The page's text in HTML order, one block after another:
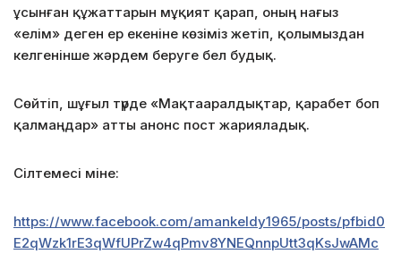
ұсынған құжаттарын мұқият қарап, оның нағыз
«елім» деген ер екеніне көзіміз жетіп, қолымыздан
келгенінше жәрдем беруге бел будық.
Сөйтіп, шұғыл түрде «Мақтааралдықтар, қарабет боп
қалмаңдар» атты анонс пост жарияладық.
Сілтемесі міне:
https://www.facebook.com/amankeldy1965/posts/pfbid0
E2qWzk1rE3qWfUPrZw4qPmv8YNEQnnpUtt3qKsJwAMc